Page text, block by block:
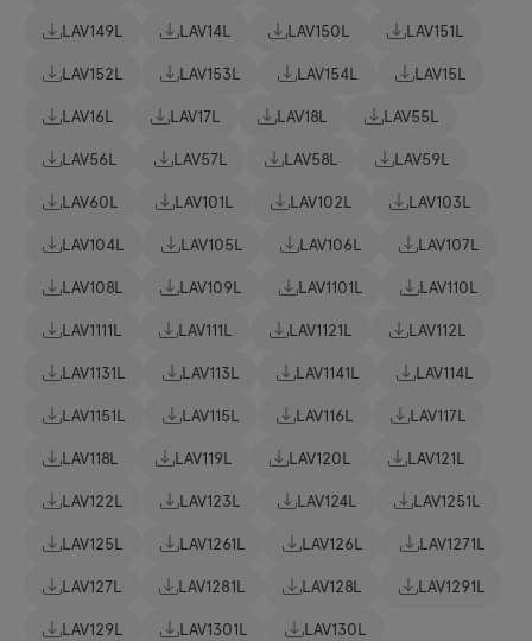
LAV149L
LAV14L LAV150L
LAV151L
LAV152L
LAV153L LAV154L
LAV15L
LAV16L
LAV17L LAV18L
LAV55L
LAV56L
LAV57L LAV58L
LAV59L
LAV60L
LAV101L LAV102L
LAV103L
LAV104L
LAV105L LAV106L
LAV107L
LAV108L
LAV109L LAV1101L
LAV110L
LAV1111L
LAV111L LAV1121L
LAV112L
LAV1131L
LAV113L LAV1141L
LAV114L
LAV1151L
LAV115L LAV116L
LAV117L
LAV118L
LAV119L LAV120L
LAV121L
LAV122L
LAV123L LAV124L
LAV1251L
LAV125L
LAV1261L LAV126L
LAV1271L
LAV127L
LAV1281L LAV128L
LAV1291L
LAV129L
LAV1301L
LAV130L